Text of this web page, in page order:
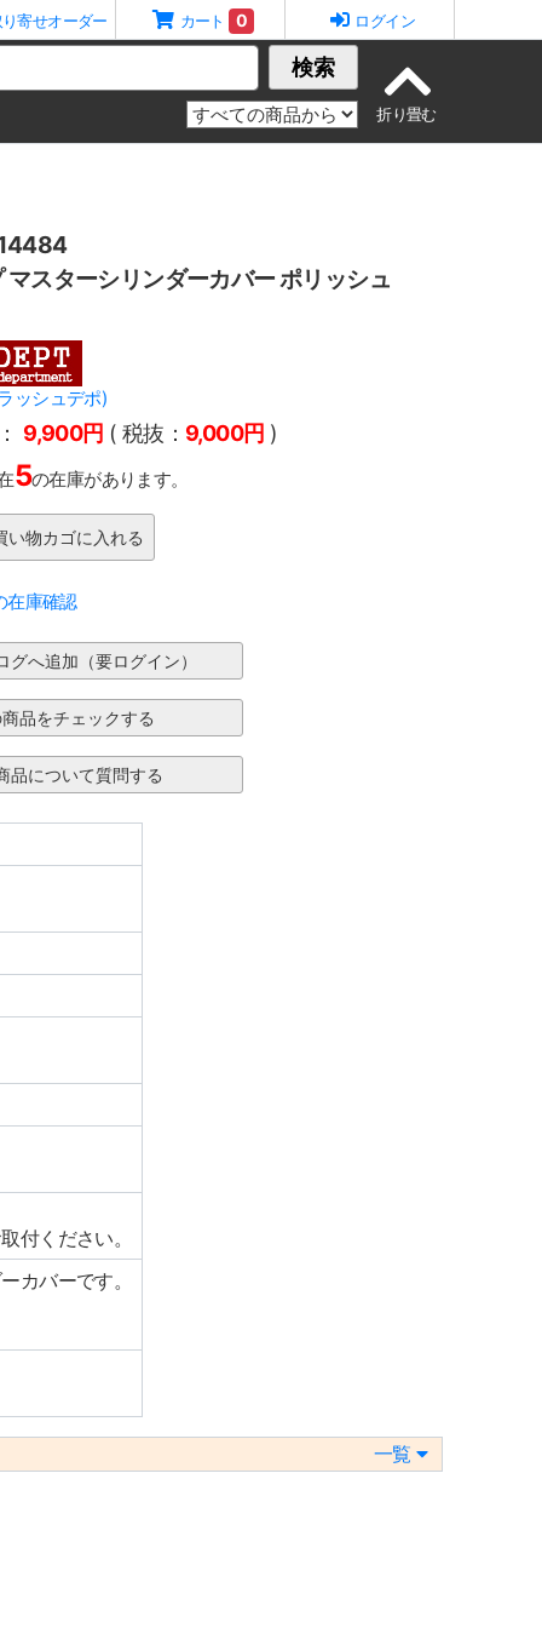
寄せオーダー カート 0 ログイン
検索
マスターシリンダーカバー ポリッシュ
ッシュデポ)
9,900円 ( 税抜： 9,000円 )
5の在庫があります。
在庫確認
付ください。
カバーです。
一覧